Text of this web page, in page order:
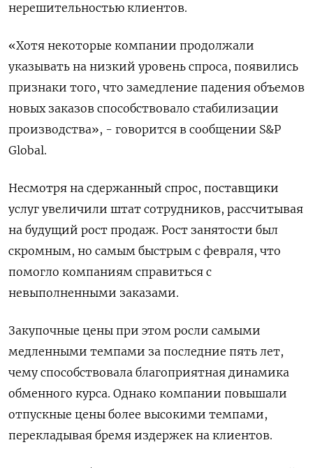
нерешительностью клиентов.
«Хотя некоторые компании продолжали
указывать на низкий уровень спроса, появились
признаки того, что замедление падения объемов
новых заказов способствовало стабилизации
производства», - говорится в сообщении S&P
Global.
Несмотря на сдержанный спрос, поставщики
услуг увеличили штат сотрудников, рассчитывая
на будущий рост продаж. Рост занятости был
скромным, но самым быстрым с февраля, что
помогло компаниям справиться с
невыполненными заказами.
Закупочные цены при этом росли самыми
медленными темпами за последние пять лет,
чему способствовала благоприятная динамика
обменного курса. Однако компании повышали
отпускные цены более высокими темпами,
перекладывая бремя издержек на клиентов.